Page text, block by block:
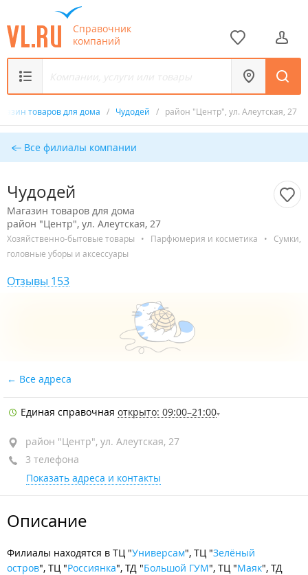
Справочник
компаний
товаров для дома / Чудодей / район "Центр", ул. Алеутская, 27
Все филиалы компании
Чудодей
Магазин товаров для дома
район "Центр", ул. Алеутская, 27
Хозяйственно-бытовые товары • Парфюмерия и косметика •
Сумки,
головные уборы и аксессуары
Отзывы 153
Все адреса
Единая справочная открыто: 09:00–21:00
район "Центр", ул. Алеутская, 27
3 телефона
Показать адреса и контакты
Описание
Филиалы находятся в ТЦ "Универсам", ТЦ "Зелёный
остров", ТЦ "Россиянка", ТД "Большой ГУМ", ТЦ "Маяк", ТД